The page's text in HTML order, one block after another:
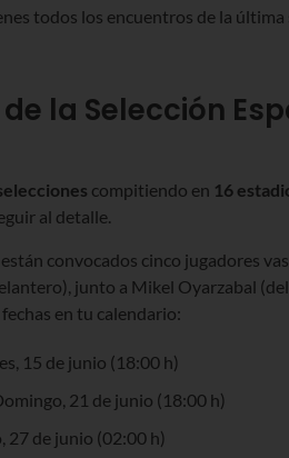
todos los encuentros de la
la Selección
compitiendo en 16
al detalle.
convocados cinco jugadores
junto a Mikel Oyarzabal
en tu calendario:
15 de junio (18:00 h)
21 de junio (18:00 h)
27 de junio (02:00 h)